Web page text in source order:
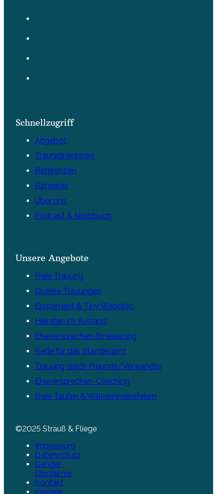
Schnellzugriff
Angebot
Trauredner:innen
Referenzen
Ratgeber
Über uns
Podcast & Notizbuch
Unsere Angebote
Freie Trauung
Queere Trauungen
Elopement & Tiny Wedding
Heiraten im Ausland
Eheversprechen-Erneuerung
Rede für das Standesamt
Trauung durch Freunde/Verwandte
Eheversprechen-Coaching
Freie Taufen & Willkommensfeiern
©2025 Strauß & Fliege
Impressum
Datenschutz
Gender
Disclaimer
Kontakt
Karriere